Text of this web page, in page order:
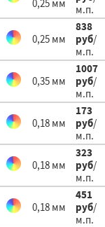
0,25 мм
м.п.
0,25 мм
838
руб/
м.п.
0,35 мм
1007
руб/
м.п.
0,18 мм
173
руб/
м.п.
0,18 мм
323
руб/
м.п.
0,18 мм
451
руб/
м.п.